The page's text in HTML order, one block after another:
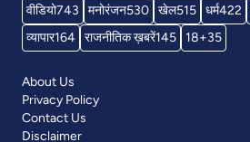
वीडियो743 मनोरंजन530 खेल515 धर्म422
व्यापार164 राजनीतिक ख़बरें145 18+35
About Us
Privacy Policy
Contact Us
Disclaimer